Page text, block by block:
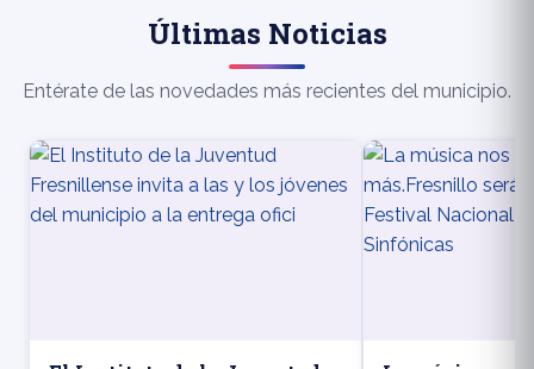
Últimas Noticias
Entérate de las novedades más recientes del municipio.